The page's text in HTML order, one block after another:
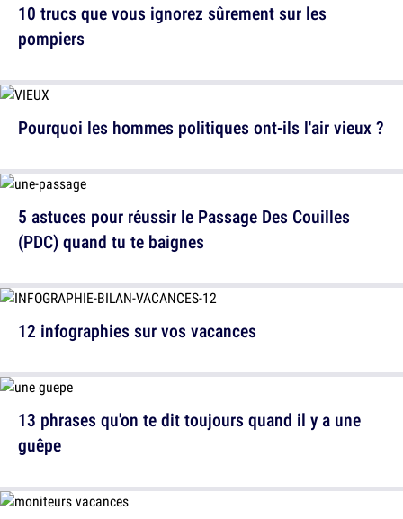
10 trucs que vous ignorez sûrement sur les
pompiers
5 astuces pour réussir le Passage Des Couilles
(PDC) quand tu te baignes
13 phrases qu'on te dit toujours quand il y a une
guêpe
Pourquoi les hommes politiques ont-ils l'air vieux ?
12 infographies sur vos vacances